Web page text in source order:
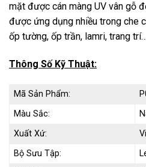
mặt được cán màng UV vân gỗ
được ứng dụng nhiều trong che
ốp tường, ốp trần, lamri, trang trí…
Thông Số Kỹ Thuật:
Mã Sản Phẩm:
Màu Sắc:
Xuất Xứ:
Bộ Sưu Tập: